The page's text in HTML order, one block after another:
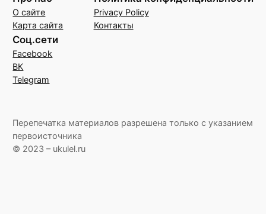
О сайте
Карта сайта
Privacy Policy
Контакты
Соц.сети
Facebook
ВК
Telegram
Перепечатка материалов разрешена только с указанием
первоисточника
© 2023 – ukulel.ru